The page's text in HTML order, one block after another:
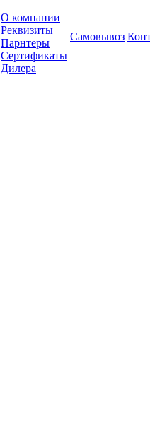
О компании
Реквизиты
Парнтеры
Сертификаты
Дилера
Самовывоз